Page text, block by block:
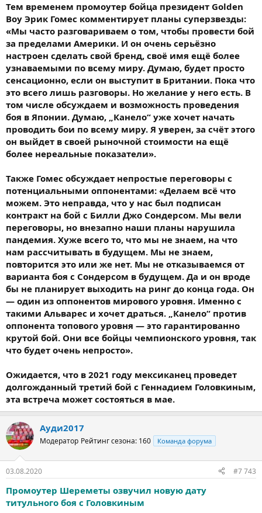
Тем временем промоутер бойца президент Golden
Boy Эрик Гомес комментирует планы суперзвезды:
«Мы часто разговариваем о том, чтобы провести бой
за пределами Америки. И он очень серьёзно
настроен сделать свой бренд, своё имя ещё более
узнаваемыми по всему миру. Думаю, будет просто
сенсационно, если он выступит в Британии. Пока что
это всего лишь разговоры. Но желание у него есть. В
том числе обсуждаем и возможность проведения
боя в Японии. Думаю, „Канело“ уже хочет начать
проводить бои по всему миру. Я уверен, за счёт этого
он выйдет в своей рыночной стоимости на ещё
более нереальные показатели».
Также Гомес обсуждает непростые переговоры с
потенциальными оппонентами: «Делаем всё что
можем. Это неправда, что у нас был подписан
контракт на бой с Билли Джо Сондерсом. Мы вели
переговоры, но внезапно наши планы нарушила
пандемия. Хуже всего то, что мы не знаем, на что
нам рассчитывать в будущем. Мы не знаем,
повторится это или же нет. Мы не отказываемся от
варианта боя с Сондерсом в будущем. Да и он вроде
бы не планирует выходить на ринг до конца года. Он
— один из оппонентов мирового уровня. Именно с
такими Альварес и хочет драться. „Канело“ против
оппонента топового уровня — это гарантированно
крутой бой. Они все бойцы чемпионского уровня, так
что будет очень непросто».
Ожидается, что в 2021 году мексиканец проведет
долгожданный третий бой с Геннадием Головкиным,
эта встреча может состояться в мае.
Ауди2017
Модератор Рейтинг сезона: 160 Команда форума
03.08.2020 #7 743
Промоутер Шереметы озвучил новую дату
титульного боя с Головкиным